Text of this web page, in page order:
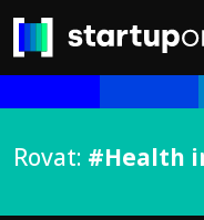
Rovat: #Health